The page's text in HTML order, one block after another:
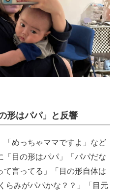
形はパパ」と反響
めっちゃママですよ」など
「目の形はパパ」「パパだな
て言ってる」「目の形自体は
らみがパパかな？？」「目元